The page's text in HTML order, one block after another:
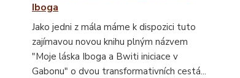
Iboga
Jako jedni z mála máme k dispozici tuto
zajímavou novou knihu plným názvem
"Moje láska Iboga a Bwiti iniciace v
Gabonu" o dvou transformativních cestá...